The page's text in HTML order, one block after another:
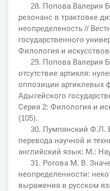
28. Попова Валерия
резонанс в трактовке
неопределеность //
государственного
Филология и
29. Попова Валерия
отсутствие артикля:
оппозиции артиклевых
Адыгейского
Серия 2: Филология и
(105).
30. Пумпянский Ф.Л.
перевода научной и
английский язык: М.:
31. Рогова М. В.
неопределенности:
выражения в русском